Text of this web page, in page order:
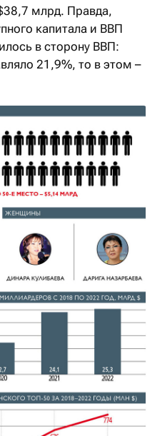
млрд. Правда,
капитала и ВВП
в сторону ВВП:
21,9%, то в этом –